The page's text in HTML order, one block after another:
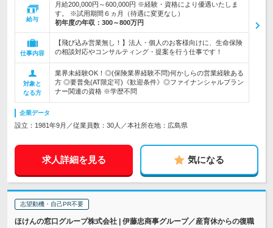
給与
月給200,000円～600,000円 ※経験・資格により優遇いたしま
す。 ※試用期間６ヵ月（待遇に変更なし）
初年度の年収： 300～800万円
仕事内容
【飛び込み営業無し！】法人・個人のお客様向けに、生命保険
の相談対応やコンサルティング・提案を行う仕事です！
対象と
なる方
業界未経験OK！◎(保険業界経験不問)何かしらの営業経験ある
方 ◎要普免(AT限定可)《歓迎条件》◎ファイナンシャルプラン
ナー関連の資格 ※学歴不問
企業データ
設立：1981年9月／従業員数：30人／本社所在地：広島県
求人詳細を見る 気になる
志望動機・自己PR不要
ほけんの窓口グループ株式会社 | 伊藤忠商事グループ／産育休からの復職